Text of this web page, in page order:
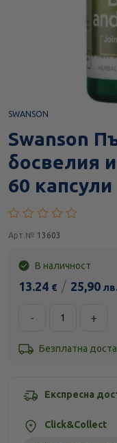
SWANSON
Swanson
босвелия
60 капсули
Арт.№ 13603
В наличност
13.24 € / 25,90 лв.
- +
Безплатна
Експресна
Click&Collect